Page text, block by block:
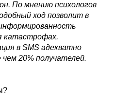
По мнению психологов
ход позволит в
катастрофах.
в SMS адекватно
20% получателей.